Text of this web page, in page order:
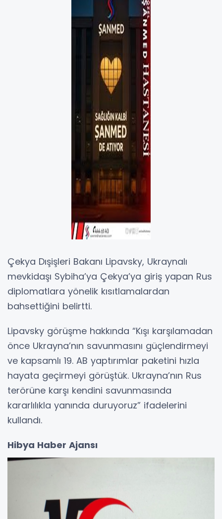
Çekya Dışişleri Bakanı Lipavsky, Ukraynalı
mevkidaşı Sybiha’ya Çekya’ya giriş yapan Rus
diplomatlara yönelik kısıtlamalardan
bahsettiğini belirtti.
Lipavsky görüşme hakkında “Kışı karşılamadan
önce Ukrayna’nın savunmasını güçlendirmeyi
ve kapsamlı 19. AB yaptırımlar paketini hızla
hayata geçirmeyi görüştük. Ukrayna’nın Rus
terörüne karşı kendini savunmasında
kararlılıkla yanında duruyoruz” ifadelerini
kullandı.
Hibya Haber Ajansı